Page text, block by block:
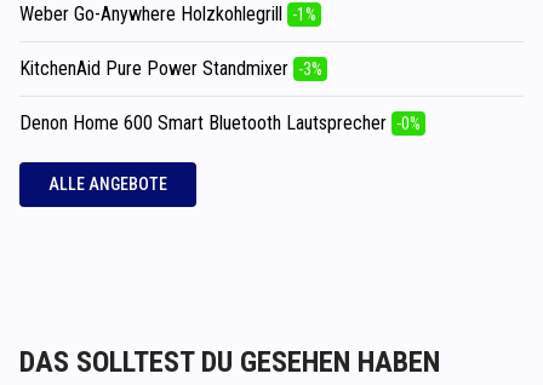
Weber Go-Anywhere Holzkohlegrill -1%
KitchenAid Pure Power Standmixer -3%
Denon Home 600 Smart Bluetooth Lautsprecher -0%
ALLE ANGEBOTE
DAS SOLLTEST DU GESEHEN HABEN